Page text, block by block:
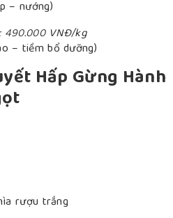
– nướng)
490.000 VNĐ/kg
– tiềm bổ dưỡng)
Hấp Gừng Hành
rượu trắng